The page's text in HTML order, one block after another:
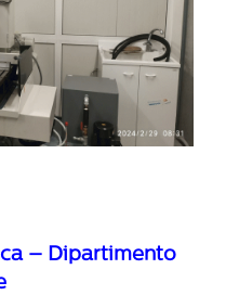
– Dipartimento